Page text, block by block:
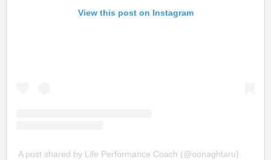
View this post on Instagram
A post shared by Life Performance Coach (@oonaghtaru)